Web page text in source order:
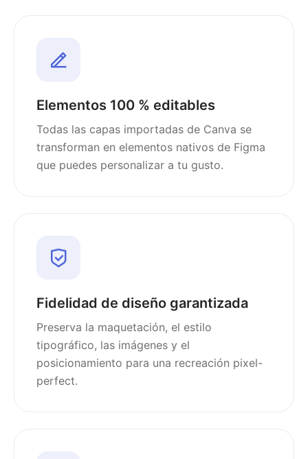
Elementos 100 % editables
Todas las capas importadas de Canva se
transforman en elementos nativos de Figma
que puedes personalizar a tu gusto.
Fidelidad de diseño garantizada
Preserva la maquetación, el estilo
tipográfico, las imágenes y el
posicionamiento para una recreación pixel-
perfect.